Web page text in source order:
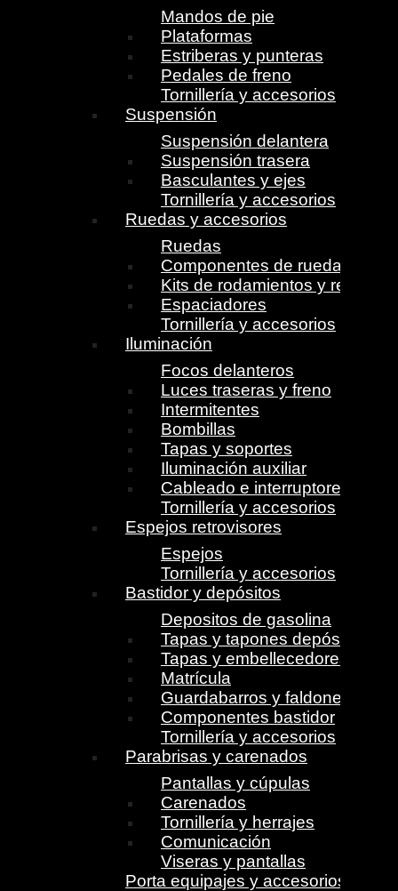
Mandos de pie
Plataformas
Estriberas y punteras
Pedales de freno
Tornillería y accesorios
Suspensión
Suspensión delantera
Suspensión trasera
Basculantes y ejes
Tornillería y accesorios
Ruedas y accesorios
Ruedas
Componentes de ruedas
Kits de rodamientos y retenes
Espaciadores
Tornillería y accesorios
Iluminación
Focos delanteros
Luces traseras y freno
Intermitentes
Bombillas
Tapas y soportes
Iluminación auxiliar
Cableado e interruptores
Tornillería y accesorios
Espejos retrovisores
Espejos
Tornillería y accesorios
Bastidor y depósitos
Depositos de gasolina
Tapas y tapones depósito
Tapas y embellecedores
Matrícula
Guardabarros y faldones
Componentes bastidor
Tornillería y accesorios
Parabrisas y carenados
Pantallas y cúpulas
Carenados
Tornillería y herrajes
Comunicación
Viseras y pantallas
Porta equipajes y accesorios